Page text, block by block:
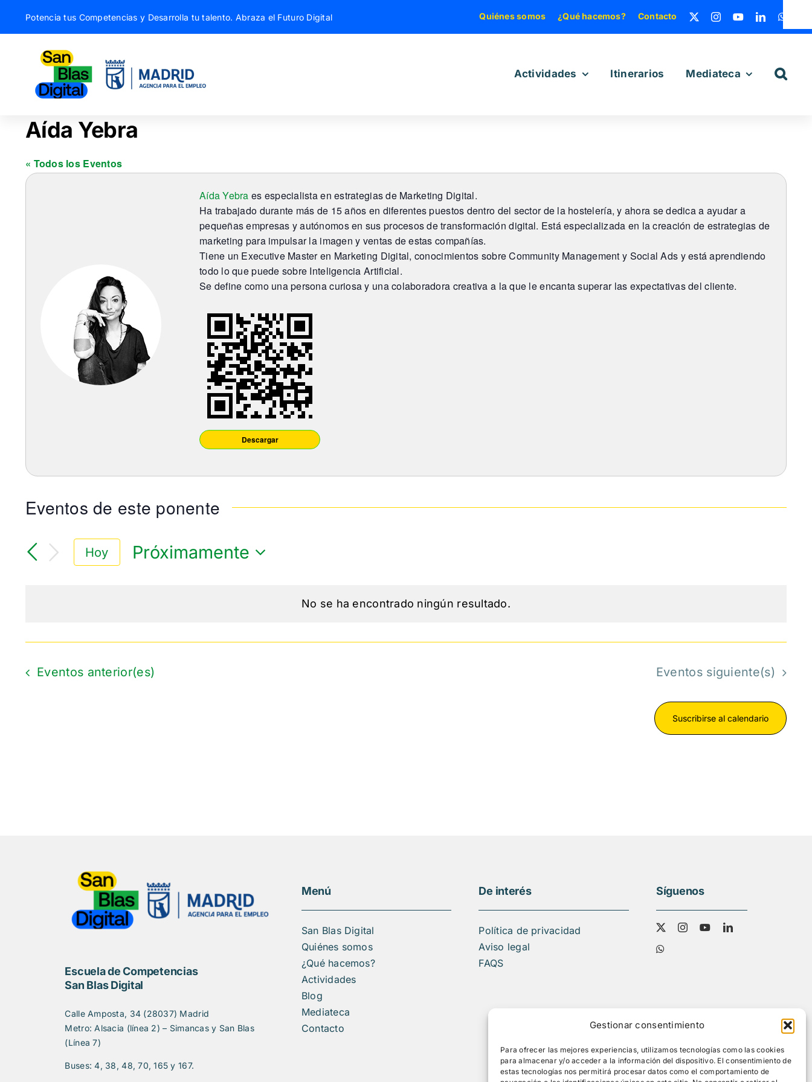
Gestionar consentimiento
Para ofrecer las mejores experiencias, utilizamos tecnologías como las cookies
para almacenar y/o acceder a la información del dispositivo. El consentimiento de
estas tecnologías nos permitirá procesar datos como el comportamiento de
Potencia tus Competencias y Desarrolla tu talento. Abraza el Futuro Digital Quiénes somos ¿Qué hacemos? Contacto
Actividades Itinerarios Mediateca
Aviso
No se ha encontrado ningún resultado.
Aída Yebra
« Todos los Eventos
Aída Yebra es especialista en estrategias de Marketing Digital.
Ha trabajado durante más de 15 años en diferentes puestos dentro del sector de la hostelería, y ahora se dedica a ayudar a
pequeñas empresas y autónomos en sus procesos de transformación digital. Está especializada en la creación de estrategias de
marketing para impulsar la imagen y ventas de estas compañías.
Tiene un Executive Master en Marketing Digital, conocimientos sobre Community Management y Social Ads y está aprendiendo
todo lo que puede sobre Inteligencia Artificial.
Se define como una persona curiosa y una colaboradora creativa a la que le encanta superar las expectativas del cliente.
Descargar
Eventos de este ponente
Hoy
Próximamente
Eventos anterior(es) Eventossiguiente(s)
Suscribirse al calendario
Escuela de Competencias
San Blas Digital
Calle Amposta, 34 (28037) Madrid
Metro: Alsacia (línea 2) – Simancas y San Blas
(Línea 7)
Buses: 4, 38, 48, 70, 165 y 167.
Menú
San Blas Digital
Quiénes somos
¿Qué hacemos?
Actividades
Blog
Mediateca
Contacto
De interés
Política de privacidad
Aviso legal
FAQS
Síguenos